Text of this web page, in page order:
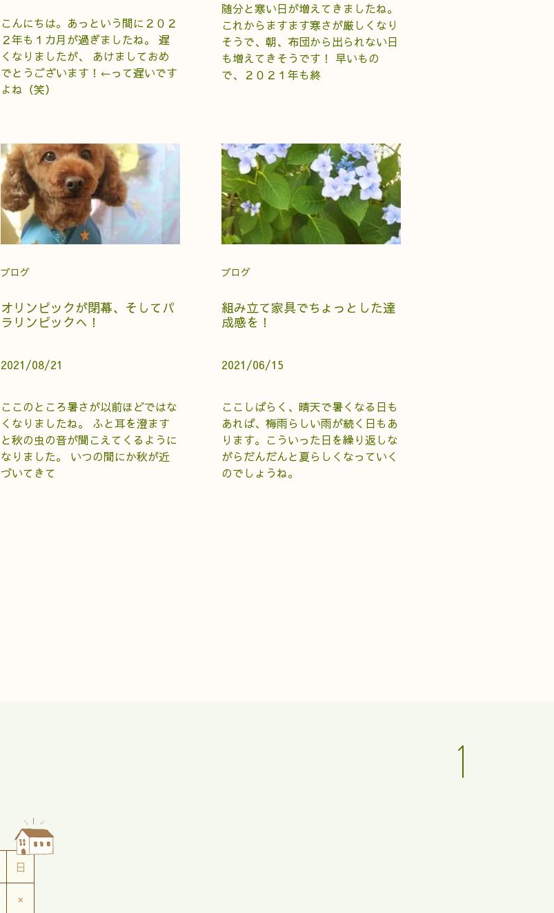
こんにちは。あっという間に２０２
２年も１カ月が過ぎましたね。 遅
くなりましたが、 あけましておめ
でとうございます！←って遅いです
よね（笑）
随分と寒い日が増えてきましたね。
これからますます寒さが厳しくなり
そうで、朝、布団から出られない日
も増えてきそうです！ 早いもの
で、２０２１年も終
ブログ
オリンピックが閉幕、そしてパ
ラリンピックへ！
2021/08/21
ここのところ暑さが以前ほどではな
くなりましたね。 ふと耳を澄ます
と秋の虫の音が聞こえてくるように
なりました。 いつの間にか秋が近
づいてきて
ブログ
組み立て家具でちょっとした達
成感を！
2021/06/15
ここしばらく、晴天で暑くなる日も
あれば、梅雨らしい雨が続く日もあ
ります。こういった日を繰り返しな
がらだんだんと夏らしくなっていく
のでしょうね。
日
×